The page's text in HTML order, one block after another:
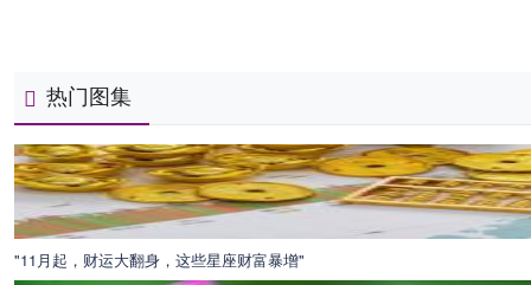
热门图集
"11月起，财运大翻身，这些星座财富暴增"